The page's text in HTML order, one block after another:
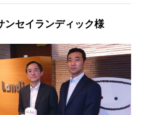
ンセイランディック様